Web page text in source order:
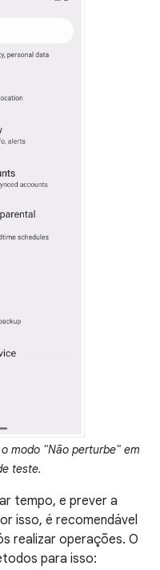
modo "Não perturbe" em
teste.
tempo, e prever a
isso, é recomendável
realizar operações. O
para isso: